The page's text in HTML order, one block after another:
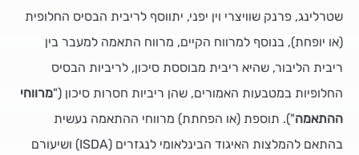
שטרלינג, פרנק שוויצרי וין יפני, יתווסף לריבית הבסיס החלופית
(או יופחת), בנוסף למרווח הקיים, מרווח התאמה למעבר בין
ריבית הליבור, שהיא ריבית מבוססת סיכון, לריביות הבסיס
החלופיות במטבעות האמורים, שהן ריביות חסרות סיכון ("מרווחי
ההתאמה"). תוספת (או הפחתת) מרווחי ההתאמה נעשית
בהתאם להמלצות האיגוד הבינלאומי לנגזרים (ISDA) ושיעורם